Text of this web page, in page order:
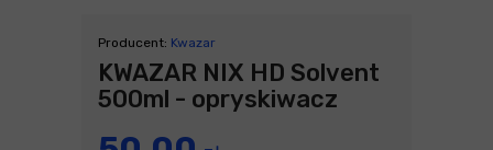
Producent: Kwazar
KWAZAR NIX HD Solvent
500ml - opryskiwacz